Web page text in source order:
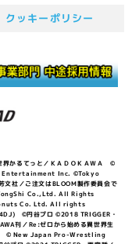
クッキーポリシー
るてっと／ＫＡＤＯＫＡＷＡ ©
Entertainment Inc. ©Tokyo
／ご注文はBLOOM製作委員会で
Co.,Ltd. All Rights
Co. Ltd. All rights
©円谷プロ ©2018 TRIGGER・
刊／Re:ゼロから始める異世界生
© New Japan Pro-Wrestling